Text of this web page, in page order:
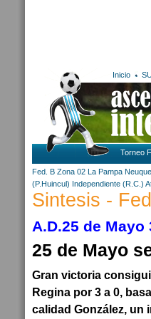
Inicio
Torneo
Fed. B Zona 02 La Pampa
(P.Huincul) Independiente (R.C.)
Sintesis -
A.D.25 de Mayo
25 de Mayo
Gran victoria
Regina por 3 a 0,
calidad González, un